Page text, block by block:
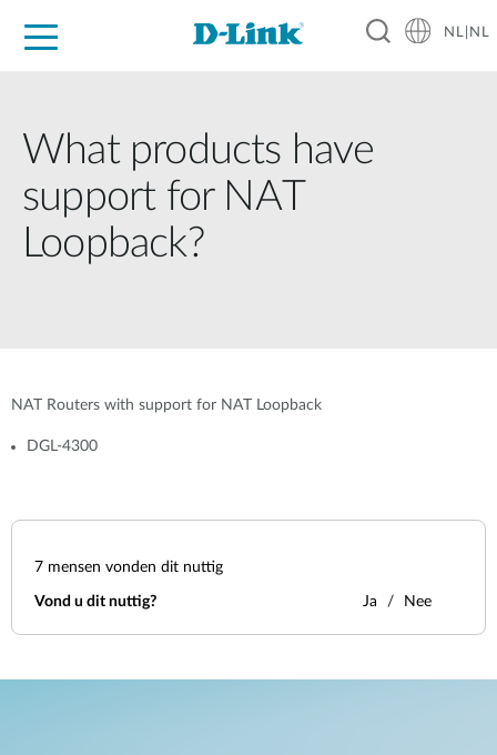
NL|NL
What products have
support for NAT
Loopback?
NAT Routers with support for NAT Loopback
DGL-4300
7 mensen vonden dit nuttig
Vond u dit nuttig? Ja Nee